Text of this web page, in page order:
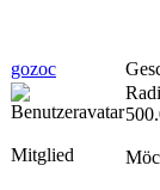
gozoc
Mitglied